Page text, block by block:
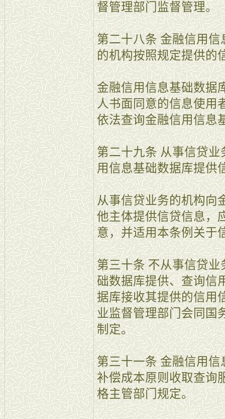
督管理部门监督管理。
第二十八条 金融信用
的机构按照规定提供的
金融信用信息基础数据
人书面同意的信息使用
依法查询金融信用信息
第二十九条 从事信贷
用信息基础数据库提供
从事信贷业务的机构向
他主体提供信贷信息，
意，并适用本条例关于
第三十条 不从事信贷
础数据库提供、查询信
据库接收其提供的信用
业监督管理部门会同国
制定。
第三十一条 金融信用
补偿成本原则收取查询
格主管部门规定。